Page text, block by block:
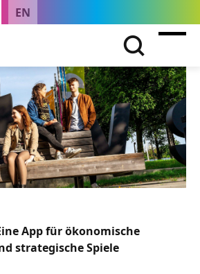
EN
App für ökonomische
strategische Spiele